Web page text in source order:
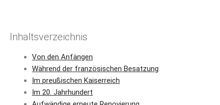
Inhaltsverzeichnis
Von den Anfängen
Während der französischen Besatzung
Im preußischen Kaiserreich
Im 20. Jahrhundert